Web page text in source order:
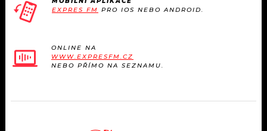
MIX
EXPRES FM PRO IOS NEBO ANDROID.
ONLINE NA
WWW.EXPRESFM.CZ
NEBO PŘÍMO NA SEZNAMU.